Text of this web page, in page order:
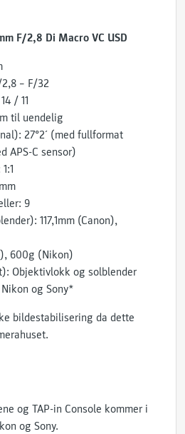
F/2,8 Di Macro VC USD
– F/32
/ 11
til uendelig
27°2´ (med fullformat
APS-C sensor)
9
117,1mm (Canon),
600g (Nikon)
Objektivlokk og solblender
og Sony*
bildestabilisering da dette
og TAP-in Console kommer i
og Sony.